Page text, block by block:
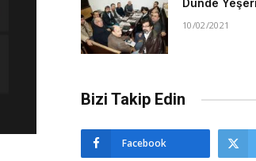
Dünde
10/02/2021
Bizi Takip Edin
Facebook